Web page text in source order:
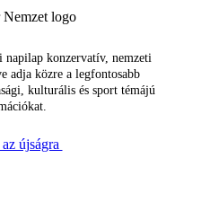
napilap konzervatív, nemzeti
adja közre a legfontosabb
kulturális és sport témájú
újságra